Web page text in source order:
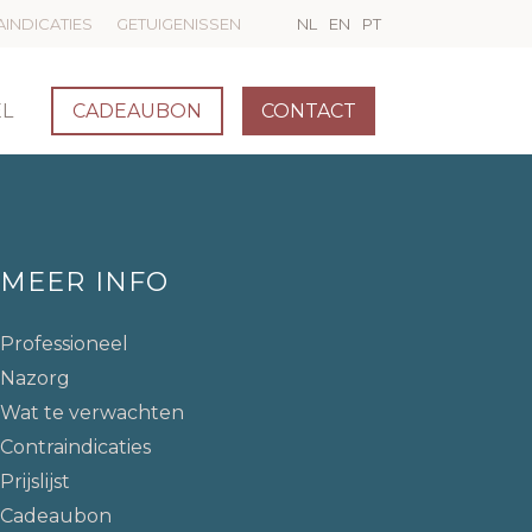
GETUIGENISSEN NL EN PT
CADEAUBON CONTACT
MEER INFO
Professioneel
Nazorg
Wat te verwachten
Contraindicaties
Prijslijst
Cadeaubon